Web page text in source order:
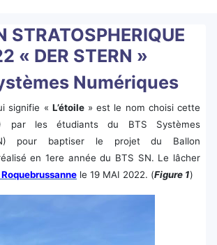
STRATOSPHERIQUE
« DER STERN »
Numériques
signifie « L’étoile» est le nom choisi cette
par les étudiants du BTS Systèmes
pour baptiser le projet du Ballon
en 1ere année du BTS SN. Le lâcher
le 19 MAI 2022. (Figure 1)